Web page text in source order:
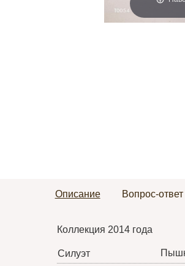
Описание Вопрос-ответ
Коллекция 2014 года
Силуэт